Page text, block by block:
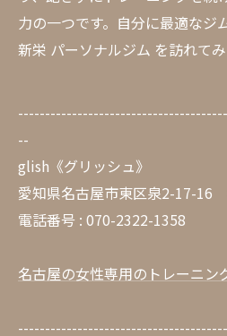
力の一つです。自分に最適なジ
新栄 パーソナルジム を訪れて
--
glish《グリッシュ》
愛知県名古屋市東区泉2-17-16
電話番号 : 070-2322-1358
名古屋の女性専用のトレーニン